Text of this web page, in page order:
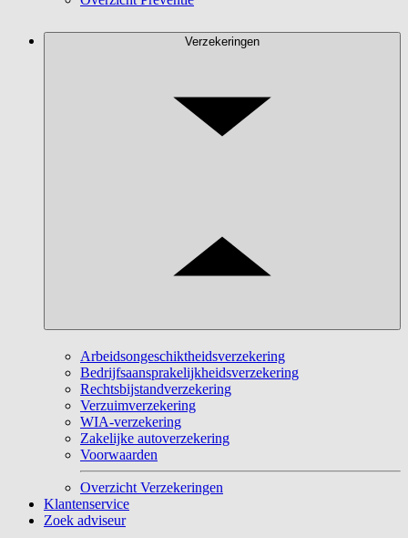
Verzekeringen
Arbeidsongeschiktheidsverzekering
Bedrijfsaansprakelijkheidsverzekering
Rechtsbijstandverzekering
Verzuimverzekering
WIA-verzekering
Zakelijke autoverzekering
Voorwaarden
Overzicht Verzekeringen
Klantenservice
Zoek adviseur